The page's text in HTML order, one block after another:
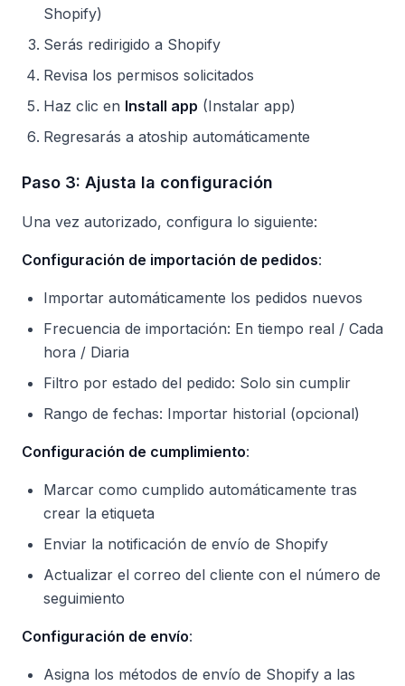
Shopify)
Serás redirigido a Shopify
Revisa los permisos solicitados
Haz clic en Install app (Instalar app)
Regresarás a atoship automáticamente
Paso 3: Ajusta la configuración
Una vez autorizado, configura lo siguiente:
Configuración de importación de pedidos:
Importar automáticamente los pedidos nuevos
Frecuencia de importación: En tiempo real / Cada
hora / Diaria
Filtro por estado del pedido: Solo sin cumplir
Rango de fechas: Importar historial (opcional)
Configuración de cumplimiento:
Marcar como cumplido automáticamente tras
crear la etiqueta
Enviar la notificación de envío de Shopify
Actualizar el correo del cliente con el número de
seguimiento
Configuración de envío:
Asigna los métodos de envío de Shopify a las